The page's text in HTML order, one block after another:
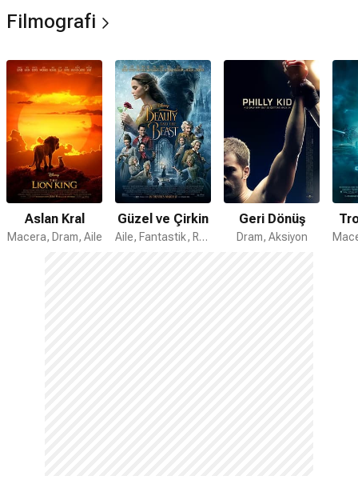
Filmografi
Aslan Kral
Macera, Dram, Aile
Güzel ve Çirkin
Aile, Fantastik, Romantik
Geri Dönüş
Dram, Aksiyon